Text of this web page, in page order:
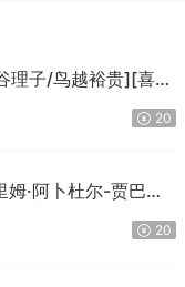
理子/鸟越裕贵][喜
20
·阿卜杜尔-贾巴尔/
][MKV/8.64GiB]
20